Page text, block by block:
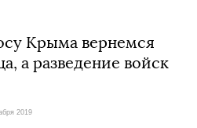
Крыма вернемся
а разведение войск
2019